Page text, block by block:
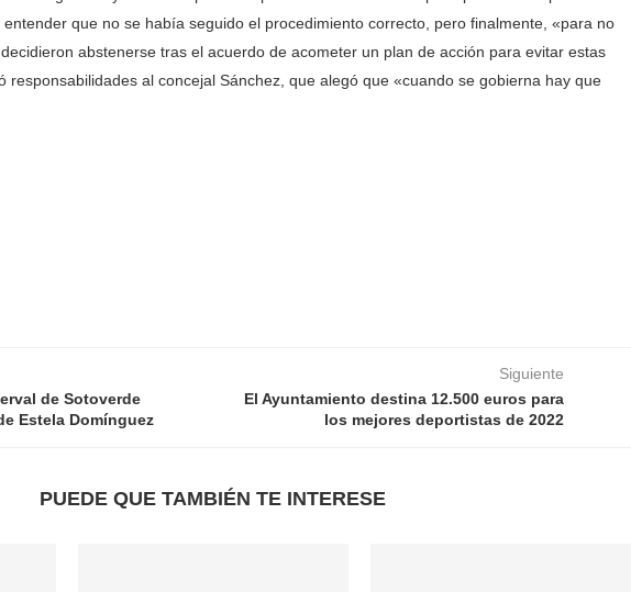
que no se había seguido el procedimiento correcto, pero finalmente, «para no
abstenerse tras el acuerdo de acometer un plan de acción para evitar estas
responsabilidades al concejal Sánchez, que alegó que «cuando se gobierna hay que
de Sotoverde
Estela Domínguez
Siguiente
El Ayuntamiento destina 12.500 euros para
los mejores deportistas de 2022
PUEDE QUE TAMBIÉN TE INTERESE